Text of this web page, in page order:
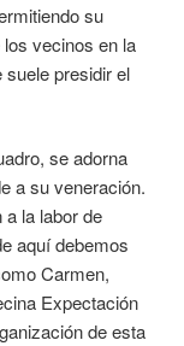
su
vecinos en la
suele presidir el
se adorna
a su veneración.
la labor de
aquí debemos
Carmen,
Expectación
de esta